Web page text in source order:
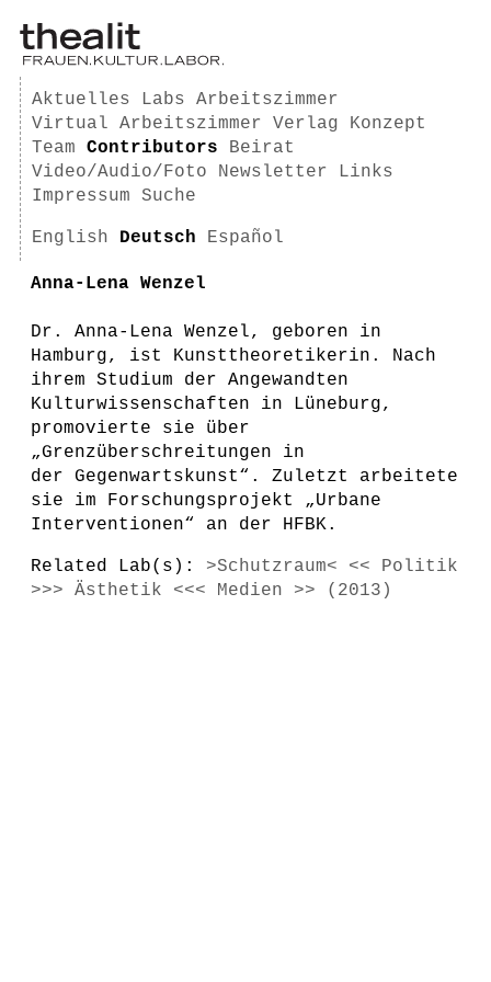
Aktuelles Labs
Arbeitszimmer
Virtual Arbeitszimmer
Verlag
Konzept
Team
Contributors
Beirat
Video/Audio/Foto
Newsletter
Links
Impressum
Suche
English Deutsch Español
Anna-Lena Wenzel
Dr. Anna-Lena Wenzel, geboren in
Hamburg, ist Kunsttheoretikerin. Nach
ihrem Studium der Angewandten
Kulturwissenschaften in Lüneburg,
promovierte sie über
„Grenzüberschreitungen in
der Gegenwartskunst“. Zuletzt arbeitete
sie im Forschungsprojekt „Urbane
Interventionen“ an der HFBK.
Related Lab(s): >Schutzraum< << Politik
>>> Ästhetik <<< Medien >> (2013)